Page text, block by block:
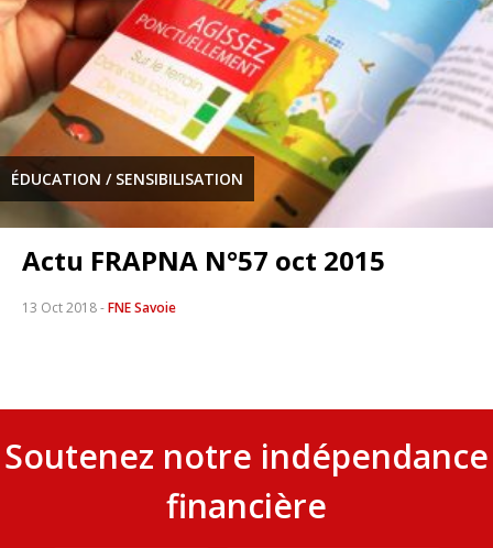
ÉDUCATION / SENSIBILISATION
Actu FRAPNA N°57 oct 2015
13 Oct 2018-FNE Savoie
Soutenez notre indépendance
financière